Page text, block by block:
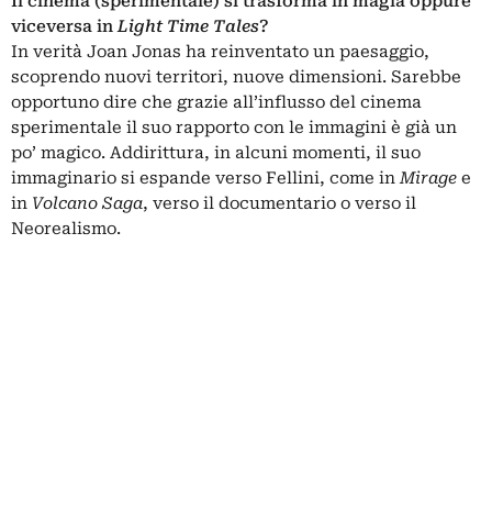
viceversa inLight Time Tales?
In verità Joan Jonas ha reinventato un paesaggio,
scoprendo nuovi territori, nuove dimensioni. Sarebbe
opportuno dire che grazie all’influsso del cinema
sperimentale il suo rapporto con le immagini è già un
po’ magico. Addirittura, in alcuni momenti, il suo
immaginario si espande verso Fellini, come inMirage e
in Volcano Saga, verso il documentario o verso il
Neorealismo.